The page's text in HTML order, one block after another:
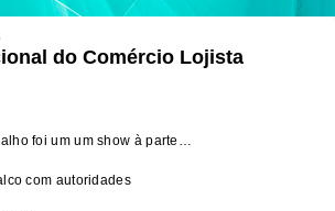
do Comércio Lojista
foi um um show à parte…
com autoridades